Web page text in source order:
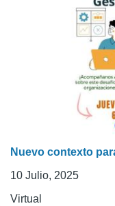
Nuevo contexto
10 Julio, 2025
Virtual